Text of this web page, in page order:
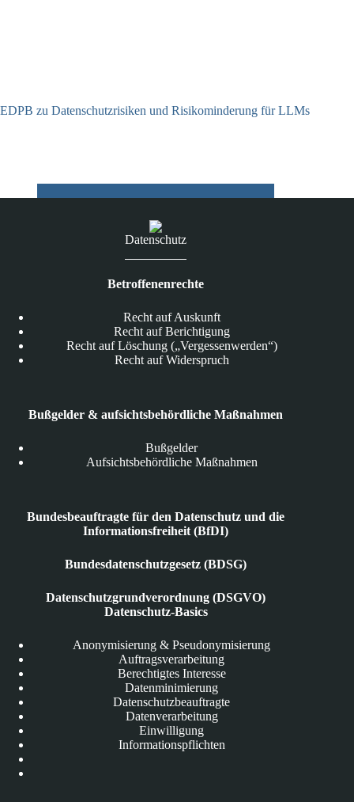
EDPB zu Datenschutzrisiken und Risikominderung für LLMs
Datenschutz
Betroffenenrechte
Recht auf Auskunft
Recht auf Berichtigung
Recht auf Löschung („Vergessenwerden“)
Recht auf Widerspruch
Bußgelder & aufsichtsbehördliche Maßnahmen
Bußgelder
Aufsichtsbehördliche Maßnahmen
Bundesbeauftragte für den Datenschutz und die
Informationsfreiheit (BfDI)
Bundesdatenschutzgesetz (BDSG)
Datenschutzgrundverordnung (DSGVO)
Datenschutz-Basics
Anonymisierung & Pseudonymisierung
Auftragsverarbeitung
Berechtigtes Interesse
Datenminimierung
Datenschutzbeauftragte
Datenverarbeitung
Einwilligung
Informationspflichten